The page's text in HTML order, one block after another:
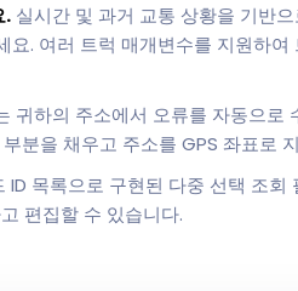
.실시간 및 과거 교통 상황을 기반
. 여러 트럭 매개변수를 지원하
귀하의 주소에서 오류를 자동으로
분을 채우고 주소를 GPS 좌표로
목록으로 구현된 다중 선택 조회
편집할 수 있습니다.